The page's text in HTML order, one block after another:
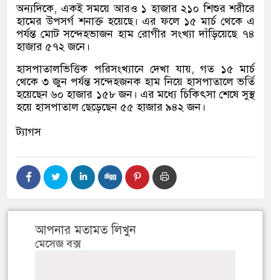
অন্যদিকে, একই সময়ে আরও ১ হাজার ২১০ শিশুর শরীরে
হামের উপসর্গ শনাক্ত হয়েছে। এর ফলে ১৫ মার্চ থেকে এ
পর্যন্ত মোট সন্দেহভাজন হাম রোগীর সংখ্যা দাঁড়িয়েছে ৭৪
হাজার ৫৭২ জনে।
হাসপাতালভিত্তিক পরিসংখ্যানে দেখা যায়, গত ১৫ মার্চ
থেকে ৩ জুন পর্যন্ত সন্দেহজনক হাম নিয়ে হাসপাতালে ভর্তি
হয়েছেন ৬০ হাজার ১৫৮ জন। এর মধ্যে চিকিৎসা শেষে সুস্থ
হয়ে হাসপাতাল ছেড়েছেন ৫৫ হাজার ৯৪২ জন।
ট্যাগস
আপনার মতামত লিখুন
মেসেজ বক্স